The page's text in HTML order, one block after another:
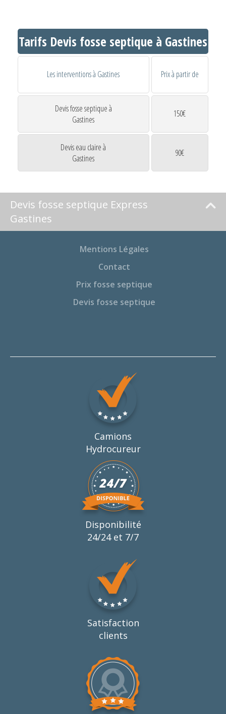
Tarifs Devis fosse septique à Gastines
Les interventions à Gastines Prix à partir de
Devis fosse septique à
Gastines
150€
Devis eau claire à
Gastines
90€
Devis fosse septique Express
Gastines
Mentions Légales
Contact
Prix fosse septique
Devis fosse septique
Camions
Hydrocureur
Disponibilité
24/24 et 7/7
Satisfaction
clients